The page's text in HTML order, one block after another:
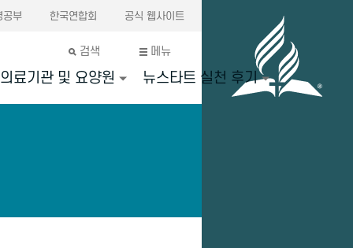
공부 한국연합회 공식 웹사이트
검색 메뉴
의료기관 및 요양원 뉴스타트 실천 후기